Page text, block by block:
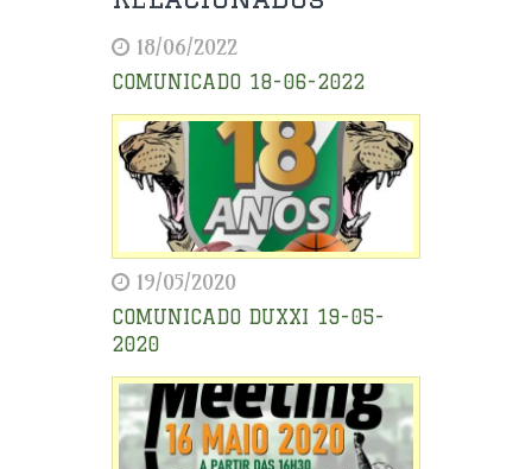
18/06/2022
COMUNICADO 18-06-2022
19/05/2020
COMUNICADO DUXXI 19-05-
2020